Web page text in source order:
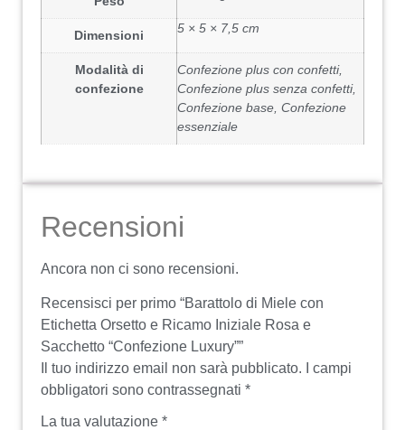
Dimensioni 5 × 5 × 7,5 cm
Modalità di
confezione
Confezione plus con confetti,
Confezione plus senza confetti,
Confezione base, Confezione
essenziale
Recensioni
Ancora non ci sono recensioni.
Recensisci per primo “Barattolo di Miele con
Etichetta Orsetto e Ricamo Iniziale Rosa e
Sacchetto “Confezione Luxury””
Il tuo indirizzo email non sarà pubblicato.
I campi
obbligatori sono contrassegnati *
La tua valutazione *